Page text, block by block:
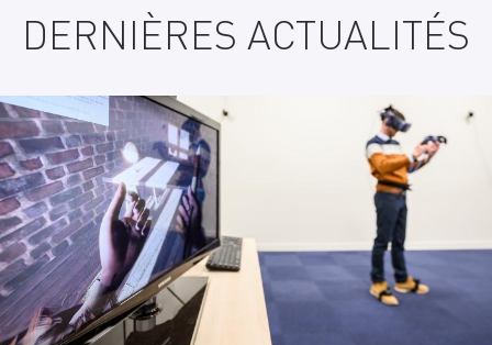
DERNIÈRES ACTUALITÉS